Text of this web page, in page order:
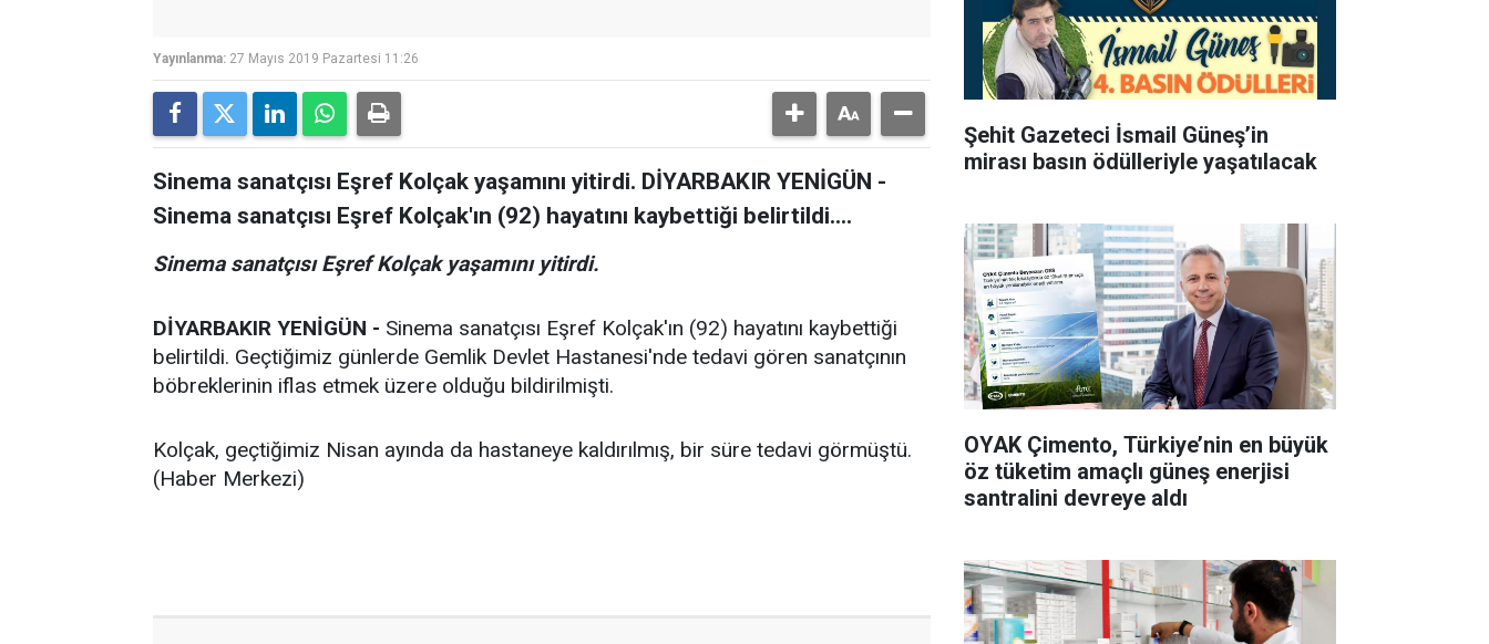
Yayınlanma: 27 Mayıs 2019 Pazartesi 11:26
Sinema sanatçısı Eşref Kolçak yaşamını yitirdi. DİYARBAKIR YENİGÜN -
Sinema sanatçısı Eşref Kolçak'ın (92) hayatını kaybettiği belirtildi....
Sinema sanatçısı Eşref Kolçak yaşamını yitirdi.
DİYARBAKIR YENİGÜN - Sinema sanatçısı Eşref Kolçak'ın (92) hayatını kaybettiği
belirtildi. Geçtiğimiz günlerde Gemlik Devlet Hastanesi'nde tedavi gören sanatçının
böbreklerinin iflas etmek üzere olduğu bildirilmişti.
Kolçak, geçtiğimiz Nisan ayında da hastaneye kaldırılmış, bir süre tedavi görmüştü.
(Haber Merkezi)
Şehit Gazeteci İsmail Güneş’in
mirası basın ödülleriyle yaşatılacak
OYAK Çimento, Türkiye’nin en büyük
öz tüketim amaçlı güneş enerjisi
santralini devreye aldı